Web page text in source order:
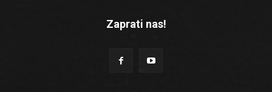
Zaprati nas!